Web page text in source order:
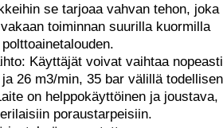
se tarjoaa vahvan tehon, joka
toiminnan suurilla kuormilla
Käyttäjät voivat vaihtaa nopeasti
26 m3/min, 35 bar välillä todellisen
on helppokäyttöinen ja joustava,
poraustarpeisiin.